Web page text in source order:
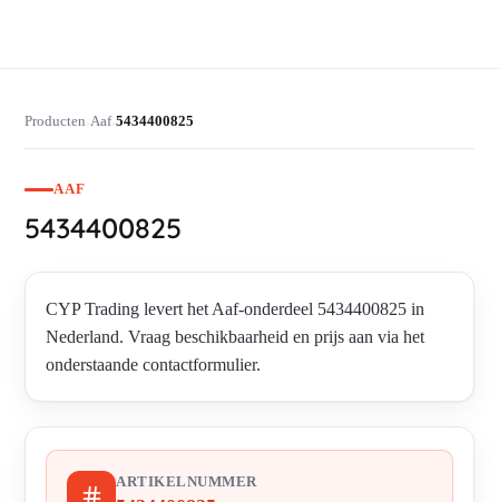
Producten›Aaf›5434400825
AAF
5434400825
CYP Trading levert het Aaf-onderdeel 5434400825 in
Nederland. Vraag beschikbaarheid en prijs aan via het
onderstaande contactformulier.
ARTIKELNUMMER